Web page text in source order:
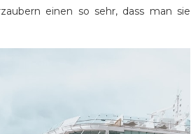
einen so sehr, dass man sie